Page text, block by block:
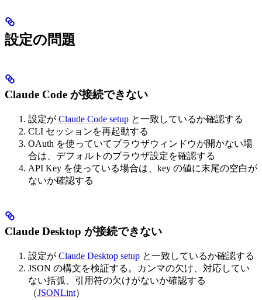
設定の問題
Claude Code が接続できない
設定が Claude Code setup と一致しているか確認する
CLI セッションを再起動する
OAuth を使っていてブラウザウィンドウが開かない場
合は、デフォルトのブラウザ設定を確認する
API Key を使っている場合は、key の値に末尾の空白が
ないか確認する
Claude Desktop が接続できない
設定が Claude Desktop setup と一致しているか確認する
JSON の構文を検証する。カンマの欠け、対応してい
ない括弧、引用符の欠けがないか確認する
（JSONLint）